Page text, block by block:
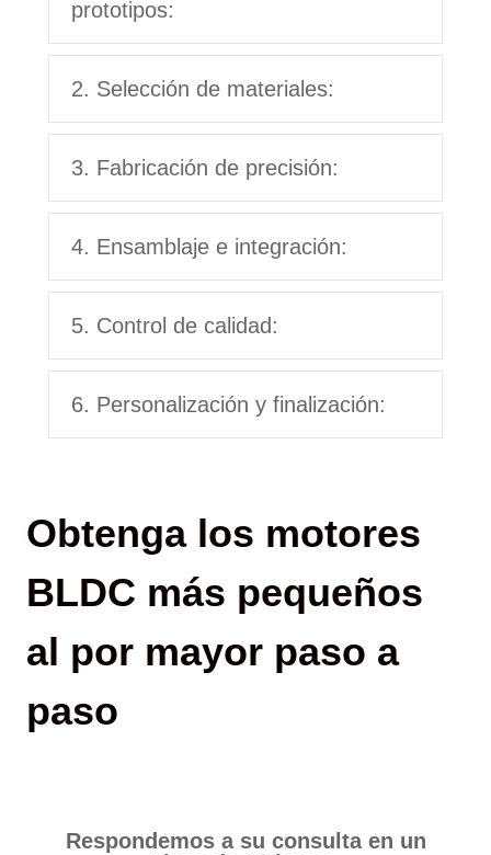
prototipos:
2. Selección de materiales:
3. Fabricación de precisión:
4. Ensamblaje e integración:
5. Control de calidad:
6. Personalización y finalización:
Obtenga los motores
BLDC más pequeños
al por mayor paso a
paso
Respondemos a su consulta en un